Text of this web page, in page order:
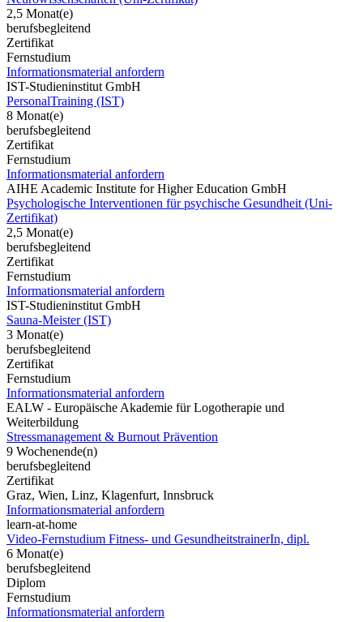
2,5 Monat(e)
berufsbegleitend
Zertifikat
Fernstudium
Informationsmaterial anfordern
IST-Studieninstitut GmbH
PersonalTraining (IST)
8 Monat(e)
berufsbegleitend
Zertifikat
Fernstudium
Informationsmaterial anfordern
AIHE Academic Institute for Higher Education GmbH
Psychologische Interventionen für psychische Gesundheit (Uni-
Zertifikat)
2,5 Monat(e)
berufsbegleitend
Zertifikat
Fernstudium
Informationsmaterial anfordern
IST-Studieninstitut GmbH
Sauna-Meister (IST)
3 Monat(e)
berufsbegleitend
Zertifikat
Fernstudium
Informationsmaterial anfordern
EALW - Europäische Akademie für Logotherapie und
Weiterbildung
Stressmanagement & Burnout Prävention
9 Wochenende(n)
berufsbegleitend
Zertifikat
Graz, Wien, Linz, Klagenfurt, Innsbruck
Informationsmaterial anfordern
learn-at-home
Video-Fernstudium Fitness- und GesundheitstrainerIn, dipl.
6 Monat(e)
berufsbegleitend
Diplom
Fernstudium
Informationsmaterial anfordern